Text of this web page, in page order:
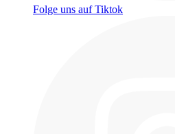
Folge uns auf Tiktok